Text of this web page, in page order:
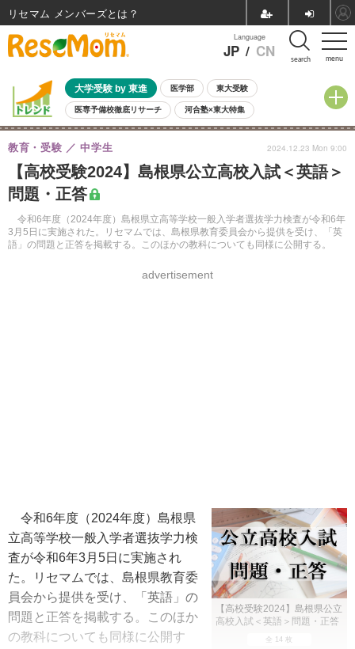
menu
Language
JP / CN search
大学受験 by 東進 医学部 東大受験
医専予備校徹底リサーチ 河合塾×東大特集
親子で考える大学選び 高校受験 中学受験 小学校受験
共通テスト 夏休み
8月開催イベント・WS 全国公立高校 過去問 人気記事
自由研究教材（小学生向け）
【高校受験2024】島根県公立高校入試＜英語＞
問題・正答
令和6年度（2024年度）島根県立高等学校一般入学者選抜学力検査が令和6年
3月5日に実施された。リセマムでは、島根県教育委員会から提供を受け、「英
語」の問題と正答を掲載する。このほかの教科についても同様に公開する。
教育・受験 中学生
advertisement
2024.12.23 Mon 9:00
【高校受験2024】島根県公立
高校入試＜英語＞問題・正答
全 14 枚
令和6年度（2024年度）島根県
立高等学校一般入学者選抜学力検
査が令和6年3月5日に実施され
た。リセマムでは、島根県教育委
員会から提供を受け、「英語」の
問題と正答を掲載する。このほか
の教科についても同様に公開す
リセマム メンバーズ